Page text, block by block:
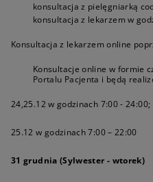
konsultacja z pielęgniarką
konsultacja z lekarzem w
Konsultacja z lekarzem online
Konsultacje online w formie
Portalu Pacjenta i będą
24,25.12 w godzinach 7:00 - 24:00;
25.12 w godzinach 7:00 – 22:00
31 grudnia (Sylwester - wtorek)